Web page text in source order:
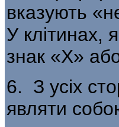
вказують
У клітинах,
знак «Х»
6. З усіх
являти